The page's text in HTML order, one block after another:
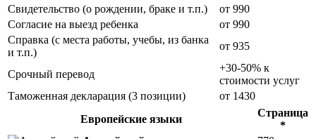
Свидетельство (о рождении, браке и т.п.)
от 990
Согласие на выезд ребенка
от 990
Справка (с места работы, учебы, из банка
и т.п.)
от 935
Срочный перевод
+30-50% к
стоимости услуг
Таможенная декларация (3 позиции)
от 1430
Европейские языки
Страница
*